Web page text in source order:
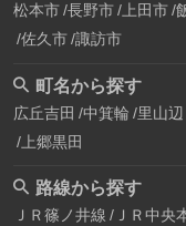
松本市 長野市 上田市
佐久市 諏訪市
町名から探す
広丘吉田 中箕輪 里山辺
上郷黒田
路線から探す
ＪＲ篠ノ井線 ＪＲ中央